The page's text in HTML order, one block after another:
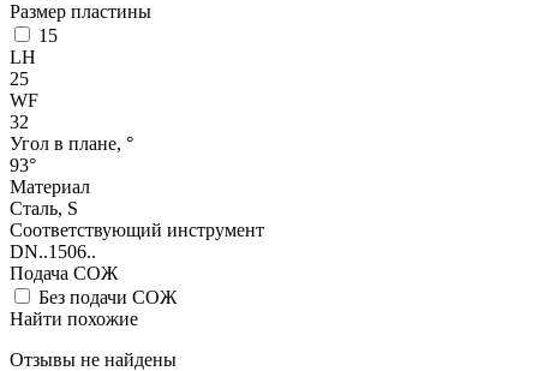
Размер пластины
15
LH
25
WF
32
Угол в плане, °
93°
Материал
Сталь, S
Соответствующий инструмент
DN..1506..
Подача СОЖ
Без подачи СОЖ
Найти похожие
Отзывы не найдены